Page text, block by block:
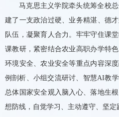
马克思主义学院牵头统筹全校
建了一支政治过硬、业务精湛、德
队伍，凝聚育人合力。牢牢守住课
课教研，紧密结合农业高职办学特
环境安全、农业安全等重点内容深
例剖析、小组交流研讨、智慧AI教
总体国家安全观入脑入心、落地生
想防线，自觉学习、主动遵守、坚定